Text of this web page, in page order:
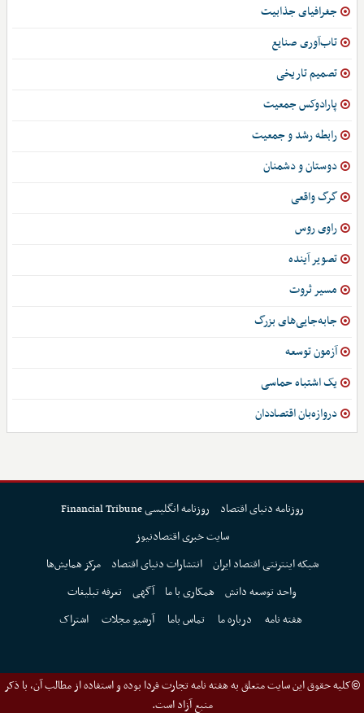
جغرافیای جذابیت
تاب‌آوری صنایع
تصمیم تاریخی
پارادوکس جمعیت
رابطه رشد و جمعیت
دوستان و دشمنان
گرگ واقعی
راوی روس
تصویر آینده
مسیر ثروت
جابه‌جایی‌های بزرگ
آزمون توسعه
یک اشتباه حماسی
دروازه‌بان اقتصاددان
روزنامه دنیای اقتصاد
روزنامه انگلیسی Financial Tribune
سایت خبری اقتصادنیوز
شبکه اینترنتی اقتصاد ایران انتشارات دنیای اقتصاد
مرکز همایش‌ها
واحد توسعه دانش همکاری با ما آگهی تعرفه تبلیغات
هفته نامه
درباره ما تماس باما آرشیو مجلات اشتراک
©کلیه حقوق این سایت متعلق به هفته نامه تجارت فردا بوده و استفاده از مطالب آن، با ذکر
منبع آزاد است.